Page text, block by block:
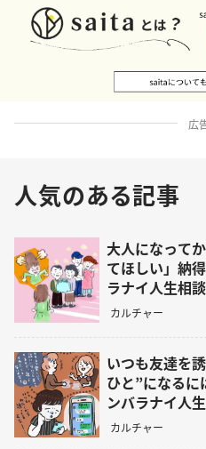
広
人気のある記事
大人になって
てほしい」納
ラナイ人生相談
カルチャー
いつも友達を
ひと”になる
ンバラナイ人
カルチャー